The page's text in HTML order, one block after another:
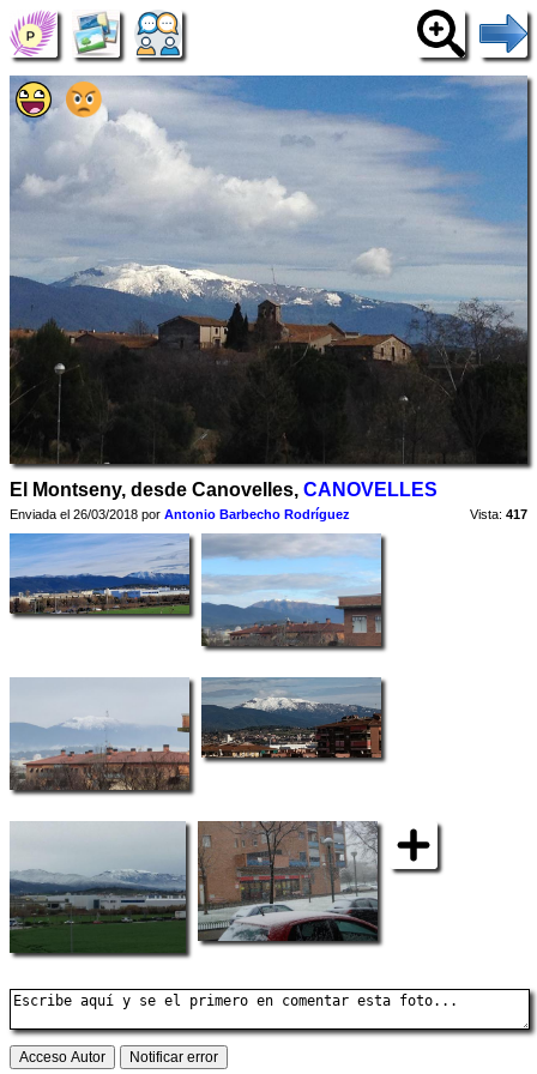
El Montseny, desde Canovelles, CANOVELLES
Enviada el 26/03/2018 por Antonio Barbecho Rodríguez Vista: 417